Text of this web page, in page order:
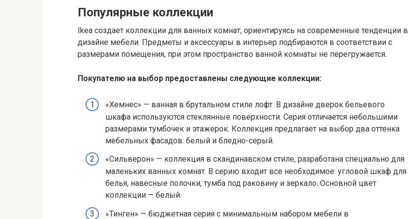
Популярные коллекции
Ikea создает коллекции для ванных комнат, ориентируясь на современные тенденции в
дизайне мебели. Предметы и аксессуары в интерьер подбираются в соответствии с
размерами помещения, при этом пространство ванной комнаты не перегружается.
Покупателю на выбор предоставлены следующие коллекции:
«Хемнес» — ванная в брутальном стиле лофт. В дизайне дверок бельевого
шкафа используются стеклянные поверхности. Серия отличается небольшими
размерами тумбочек и этажерок. Коллекция предлагает на выбор два оттенка
мебельных фасадов: белый и бледно-серый.
«Сильверон» — коллекция в скандинавском стиле, разработана специально для
маленьких ванных комнат. В серию входит все необходимое: угловой шкаф для
белья, навесные полочки, тумба под раковину и зеркало. Основной цвет
коллекции — белый.
«Тинген» — бюджетная серия с минимальным набором мебели в